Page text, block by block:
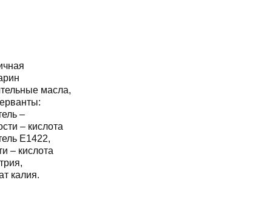
масла,
–
– кислота
Е1422,
– кислота
калия.